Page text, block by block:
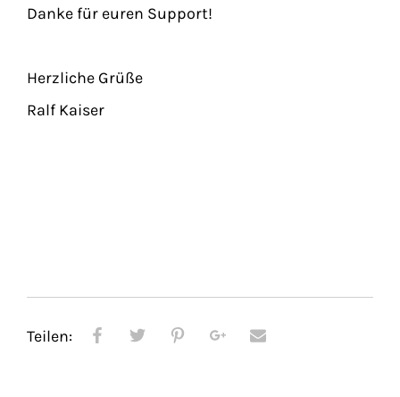
Danke für euren Support!
Herzliche Grüße
Ralf Kaiser
Teilen: